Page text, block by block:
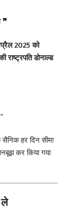
❞
2025 को
राष्ट्रपति डोनाल्ड
हर दिन सीमा
कर किया गया
ले